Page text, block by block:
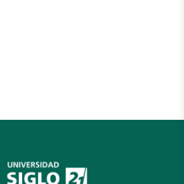
SANTA BARBARA (3)
LAPRIDA 622, Tucumán,